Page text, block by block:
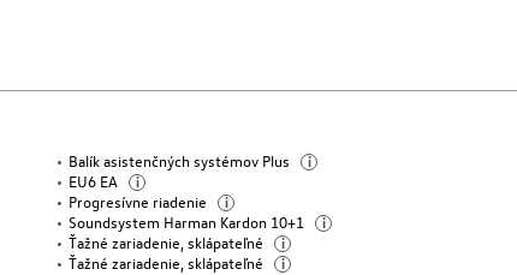
Balík asistenčných systémov Plus i
EU6 EA i
Progresívne riadenie i
Soundsystem Harman Kardon 10+1 i
Ťažné zariadenie, sklápateľné i
Ťažné zariadenie, sklápateľné i